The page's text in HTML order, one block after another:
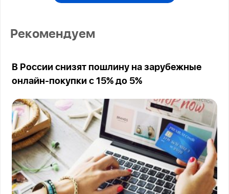
Рекомендуем
В России снизят пошлину на зарубежные
онлайн-покупки с 15% до 5%